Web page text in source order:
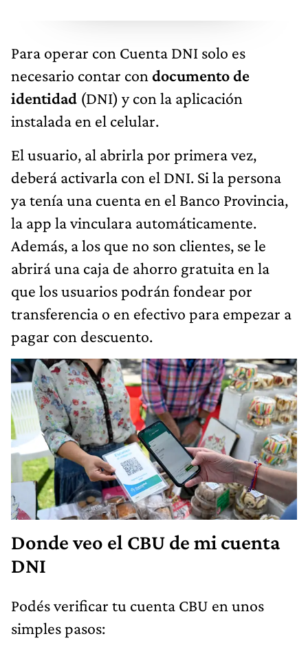
Para operar con Cuenta DNI solo es
necesario contar con documento de
identidad (DNI) y con la aplicación
instalada en el celular.
El usuario, al abrirla por primera vez,
deberá activarla con el DNI. Si la persona
ya tenía una cuenta en el Banco Provincia,
la app la vinculara automáticamente.
Además, a los que no son clientes, se le
abrirá una caja de ahorro gratuita en la
que los usuarios podrán fondear por
transferencia o en efectivo para empezar a
pagar con descuento.
Donde veo el CBU de mi cuenta
DNI
Podés verificar tu cuenta CBU en unos
simples pasos: